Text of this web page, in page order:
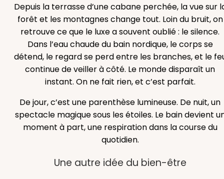
Depuis la terrasse d’une cabane perchée, la vue sur
forêt et les montagnes change tout. Loin du bruit, on
retrouve ce que le luxe a souvent oublié : le silence.
Dans l’eau chaude du bain nordique, le corps se
détend, le regard se perd entre les branches, et le
continue de veiller à côté. Le monde disparaît un
instant. On ne fait rien, et c’est parfait.
De jour, c’est une parenthèse lumineuse. De nuit, un
spectacle magique sous les étoiles. Le bain devient
moment à part, une respiration dans la course du
quotidien.
Une autre idée du bien-être